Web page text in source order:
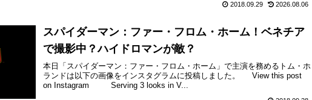
2018.09.29 2026.08.06
スパイダーマン：ファー・フロム・ホーム！ベネチア
で撮影中？ハイドロマンが敵？
本日「スパイダーマン：ファー・フロム・ホーム」で主演を務めるトム・ホ
ランドは以下の画像をインスタグラムに投稿しました。 View this post
on Instagram Serving 3 looks in V...